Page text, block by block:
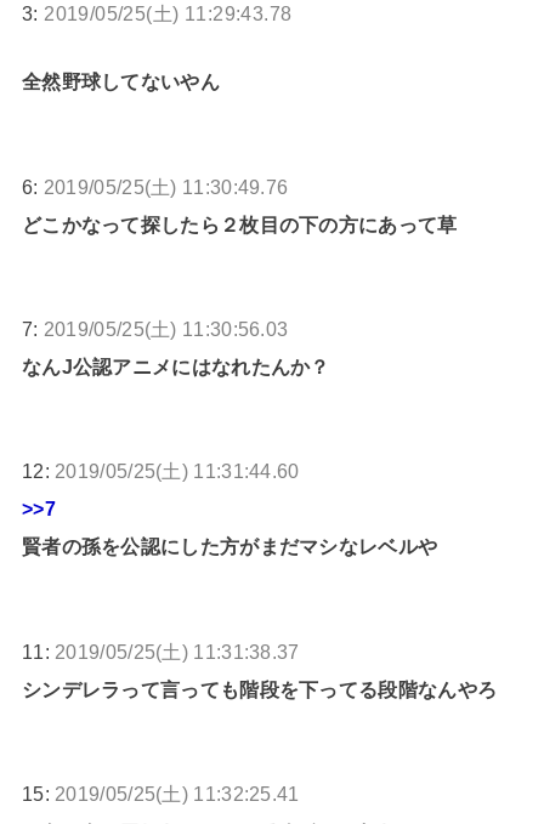
3: 2019/05/25(土) 11:29:43.78
全然野球してないやん
6: 2019/05/25(土) 11:30:49.76
どこかなって探したら２枚目の下の方にあって草
7: 2019/05/25(土) 11:30:56.03
なんJ公認アニメにはなれたんか？
12: 2019/05/25(土) 11:31:44.60
>>7
賢者の孫を公認にした方がまだマシなレベルや
11: 2019/05/25(土) 11:31:38.37
シンデレラって言っても階段を下ってる段階なんやろ
15: 2019/05/25(土) 11:32:25.41